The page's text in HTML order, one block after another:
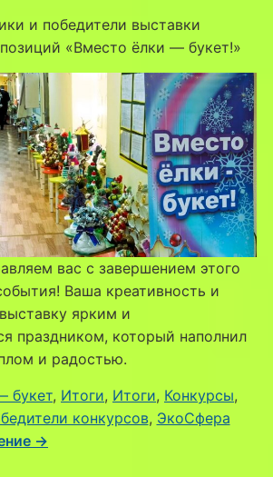
городской
выставки
новгодних
композиций
«Вместо
ёлки
—
букет!»
и победители выставки
«Вместо ёлки — букет!»
вас с завершением этого
Ваша креативность и
ярким и
праздником, который наполнил
и радостью.
букет, Итоги, Итоги, Конкурсы
конкурсов, ЭкоСфера
→